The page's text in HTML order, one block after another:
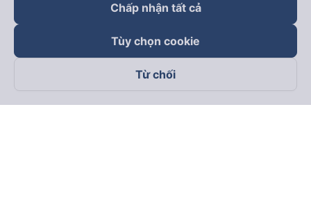
Theo dõi chúng tôi trên
Chấp nhận tất cả
Tùy chọn cookie
Từ chối